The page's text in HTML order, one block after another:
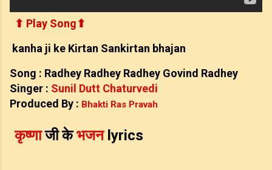
⬆ Play Song⬆
kanha ji ke Kirtan Sankirtan bhajan
Song : Radhey Radhey Radhey Govind Radhey
Singer : Sunil Dutt Chaturvedi
Produced By : Bhakti Ras Pravah
कृष्णा जी के भजनlyrics